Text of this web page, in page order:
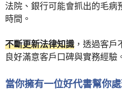
法院、銀行可能會抓出的毛病
時間。
不斷更新法律知識 ，透過客
良好滿意客戶口碑與實務經驗
當你擁有一位好代書幫你